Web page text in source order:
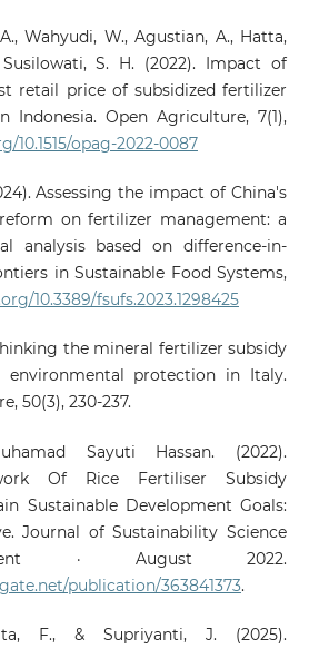
Wahyudi, W., Agustian, A., Hatta,
S. H. (2022). Impact of
retail price of subsidized fertilizer
Open Agriculture, 7(1),
10.1515/opag-2022-0087
Assessing the impact of China's
on fertilizer management: a
analysis based on difference-in-
in Sustainable Food Systems,
10.3389/fsufs.2023.1298425
the mineral fertilizer subsidy
protection in Italy.
50(3), 230-237.
Sayuti Hassan. (2022).
Of Rice Fertiliser Subsidy
Sustainable Development Goals:
Journal of Sustainability Science
· August 2022.
publication/363841373.
F., & Supriyanti, J. (2025).